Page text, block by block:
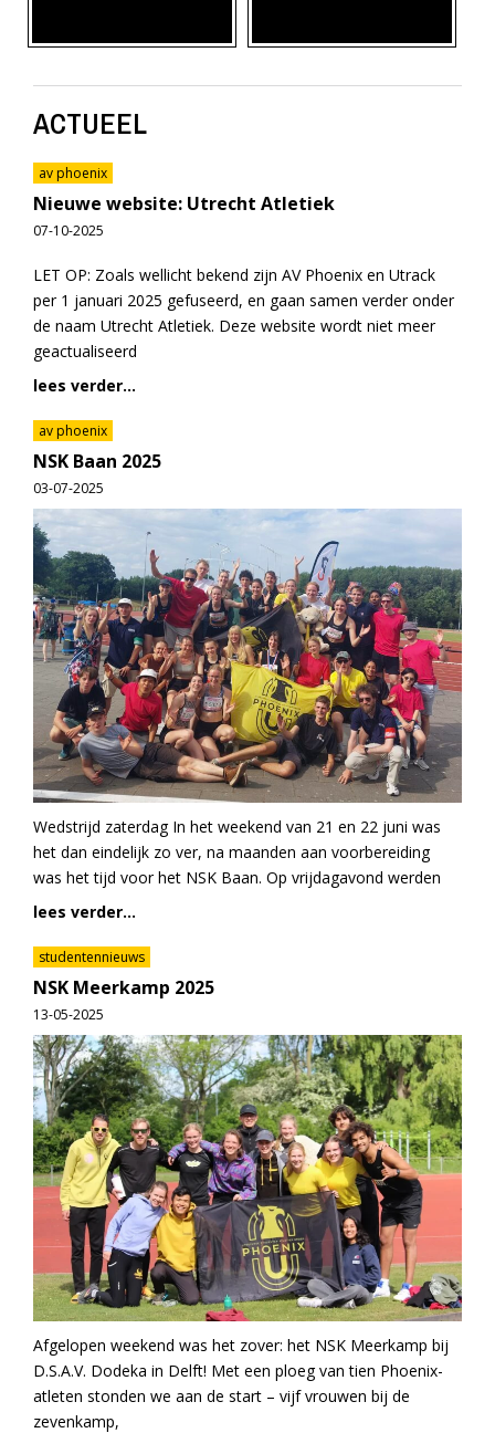
ACTUEEL
av phoenix
Nieuwe website: Utrecht Atletiek
07-10-2025
LET OP: Zoals wellicht bekend zijn AV Phoenix en Utrack
per 1 januari 2025 gefuseerd, en gaan samen verder onder
de naam Utrecht Atletiek. Deze website wordt niet meer
geactualiseerd
lees verder...
av phoenix
NSK Baan 2025
03-07-2025
Wedstrijd zaterdag In het weekend van 21 en 22 juni was
het dan eindelijk zo ver, na maanden aan voorbereiding
was het tijd voor het NSK Baan. Op vrijdagavond werden
lees verder...
studentennieuws
NSK Meerkamp 2025
13-05-2025
Afgelopen weekend was het zover: het NSK Meerkamp bij
D.S.A.V. Dodeka in Delft! Met een ploeg van tien Phoenix-
atleten stonden we aan de start – vijf vrouwen bij de
zevenkamp,